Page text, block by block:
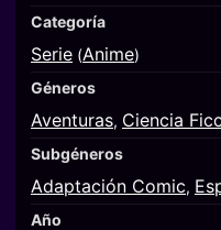
Categoría
Serie (Anime)
Géneros
Aventuras, Ciencia
Subgéneros
Adaptación Comic,
Año